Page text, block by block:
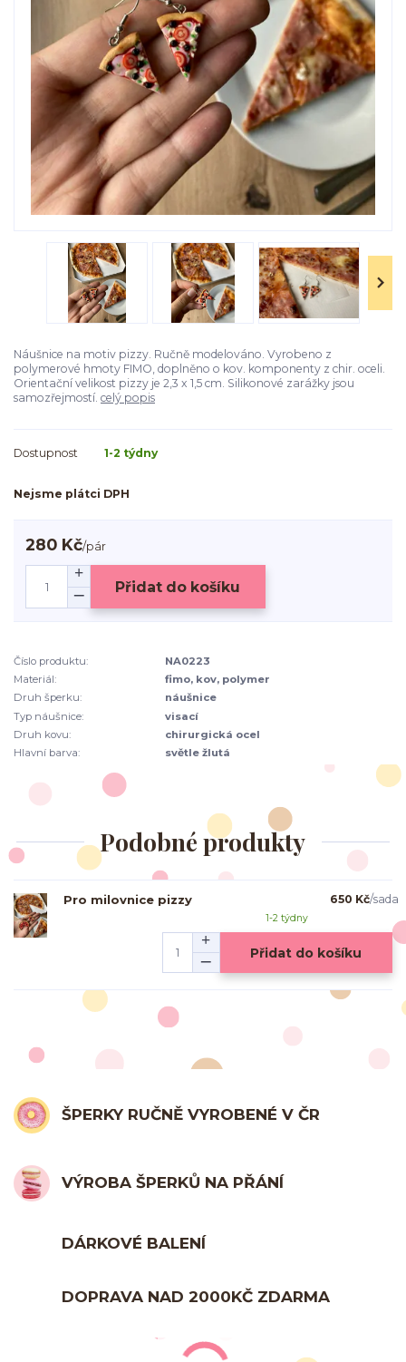
Náušnice na motiv pizzy. Ručně modelováno. Vyrobeno z
polymerové hmoty FIMO, doplněno o kov. komponenty z chir. oceli.
Orientační velikost pizzy je 2,3 x 1,5 cm. Silikonové zarážky jsou
samozřejmostí. celý popis
Dostupnost 1-2 týdny
Nejsme plátci DPH
280 Kč/pár
Přidat do košíku
Číslo produktu:
NA0223
Materiál:
fimo, kov, polymer
Druh šperku:
náušnice
Typ náušnice:
visací
Druh kovu:
chirurgická ocel
Hlavní barva:
světle žlutá
Podobné produkty
Pro milovnice pizzy 650 Kč/sada
1-2 týdny
Přidat do košíku
ŠPERKY RUČNĚ VYROBENÉ V ČR
VÝROBA ŠPERKŮ NA PŘÁNÍ
DÁRKOVÉ BALENÍ
DOPRAVA NAD 2000KČ ZDARMA